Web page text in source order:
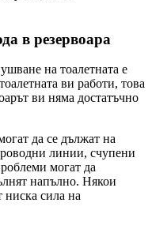
в резервоара
на тоалетната е
ви работи, това
ви няма достатъчно
да се дължат на
линии, счупени
могат да
напълно. Някои
сила на